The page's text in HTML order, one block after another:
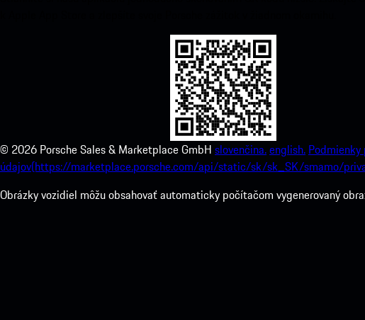
© 2026 Porsche Sales & Marketplace GmbH slovenčina.english. Podmienky
údajov(https://marketplace.porsche.com/api/static/sk/sk_SK/smamo/
Obrázky vozidiel môžu obsahovať automaticky počítačom vygenerovaný